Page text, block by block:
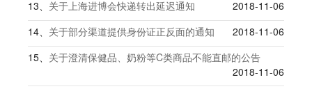
13、 关于上海进博会快递转出延迟通知
2018-11-06
14、 关于部分渠道提供身份证正反面的通知
2018-11-06
15、 关于澄清保健品、奶粉等C类商品不能直邮的公告
2018-11-06